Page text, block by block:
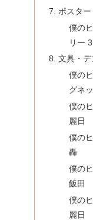
ポスタ
僕の
リー
文具・
僕の
グネ
僕の
麗日
僕の
轟
僕の
飯田
僕の
麗日